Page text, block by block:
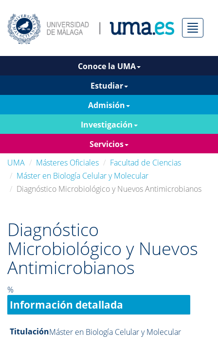
Menú
Conoce la UMA
Estudiar
Admisión
Investigación
Servicios
UMA
Másteres Oficiales
Facultad de Ciencias
Máster en Biología Celular y Molecular
Diagnóstico Microbiológico y Nuevos Antimicrobianos
Diagnóstico
Microbiológico y Nuevos
Antimicrobianos
%
Información detallada
TitulaciónMáster en Biología Celular y Molecular